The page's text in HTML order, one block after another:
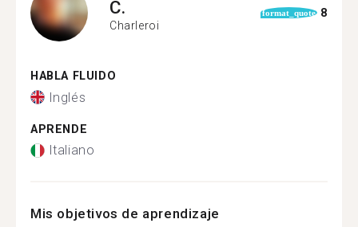
C.
Charleroi
format_quote 8
HABLA FLUIDO
Inglés
APRENDE
Italiano
Mis objetivos de aprendizaje